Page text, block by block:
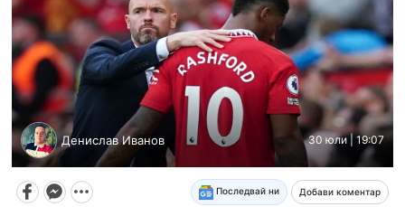
Денислав Иванов 30 юли | 19:07
Последвай ни Добави коментар